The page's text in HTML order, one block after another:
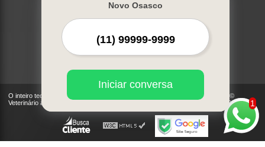
Serviços
Contato
Mapa do site
Mais Serviços
O inteiro teor deste site está sujeito à proteção de direitos autorais. Copyright©
Veterinário à Domicilio - Cães, Gatos | Nova Passaredo (Lei 9610 de 19/02/1998)
1
Novo Osasco
Iniciar conversa